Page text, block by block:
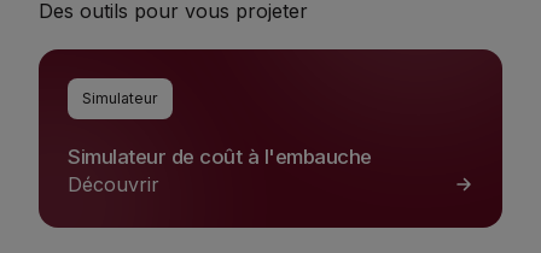
Des outils pour vous projeter
Simulateur de coût à l'embauche
Simulateur
Simulateur de coût à l'embauche
Découvrir